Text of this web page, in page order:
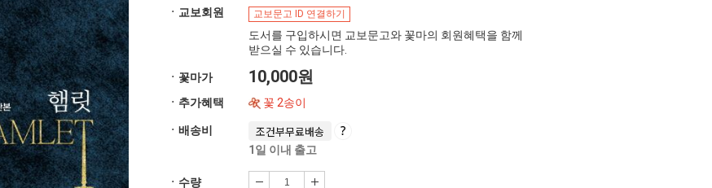
ㆍ교보회원
교보문고 ID 연결하기
도서를 구입하시면 교보문고와 꽃마의 회원혜택을 함께
받으실 수 있습니다.
ㆍ꽃마가 10,000원
ㆍ추가혜택 꽃 2송이
ㆍ배송비 조건부무료배송
1일 이내 출고
ㆍ수량